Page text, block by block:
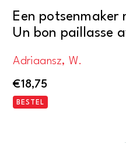
Een
Un bon paillasse
Adriaansz, W.
€18,75
BESTEL